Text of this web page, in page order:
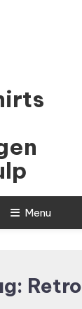
Menu
Retro